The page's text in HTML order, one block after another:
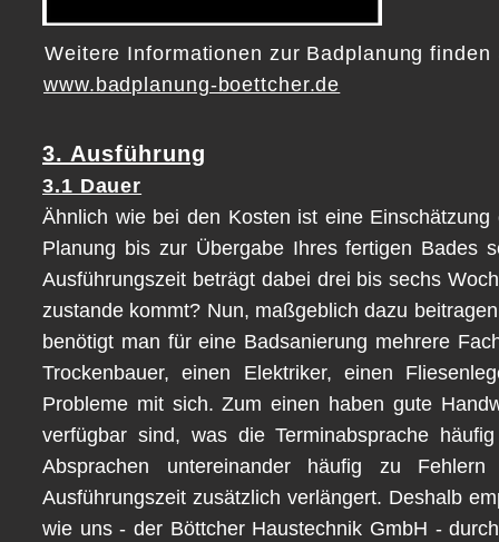
Weitere Informationen zur Badplanung finden
www.badplanung-boettcher.de
3. Ausführung
3.1 Dauer
Ähnlich wie bei den Kosten ist eine
Planung bis zur Übergabe Ihres fertigen Bades
Ausführungszeit beträgt dabei drei bis sechs
zustande kommt? Nun, maßgeblich dazu
benötigt man für eine Badsanierung mehrere
Trockenbauer, einen Elektriker, einen
Probleme mit sich. Zum einen haben gute
verfügbar sind, was die Terminabsprache
Absprachen untereinander häufig zu
Ausführungszeit zusätzlich verlängert. Deshalb
wie uns - der Böttcher Haustechnik GmbH -